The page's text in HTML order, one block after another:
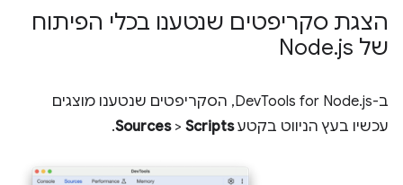
הצגת סקריפטים שנטענו בכלי הפיתוח
של Node
.js
ב-DevTools for Node.js, הסקריפטים שנטענו מוצגים
עכשיו בעץ הניווט בקטע
Sources> Scripts
.